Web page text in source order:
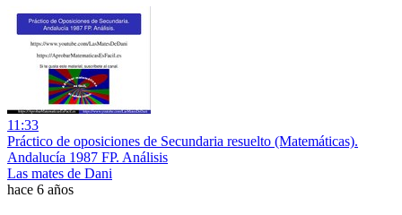
11:33
Práctico de oposiciones de Secundaria resuelto (Matemáticas).
Andalucía 1987 FP. Análisis
Las mates de Dani
hace 6 años